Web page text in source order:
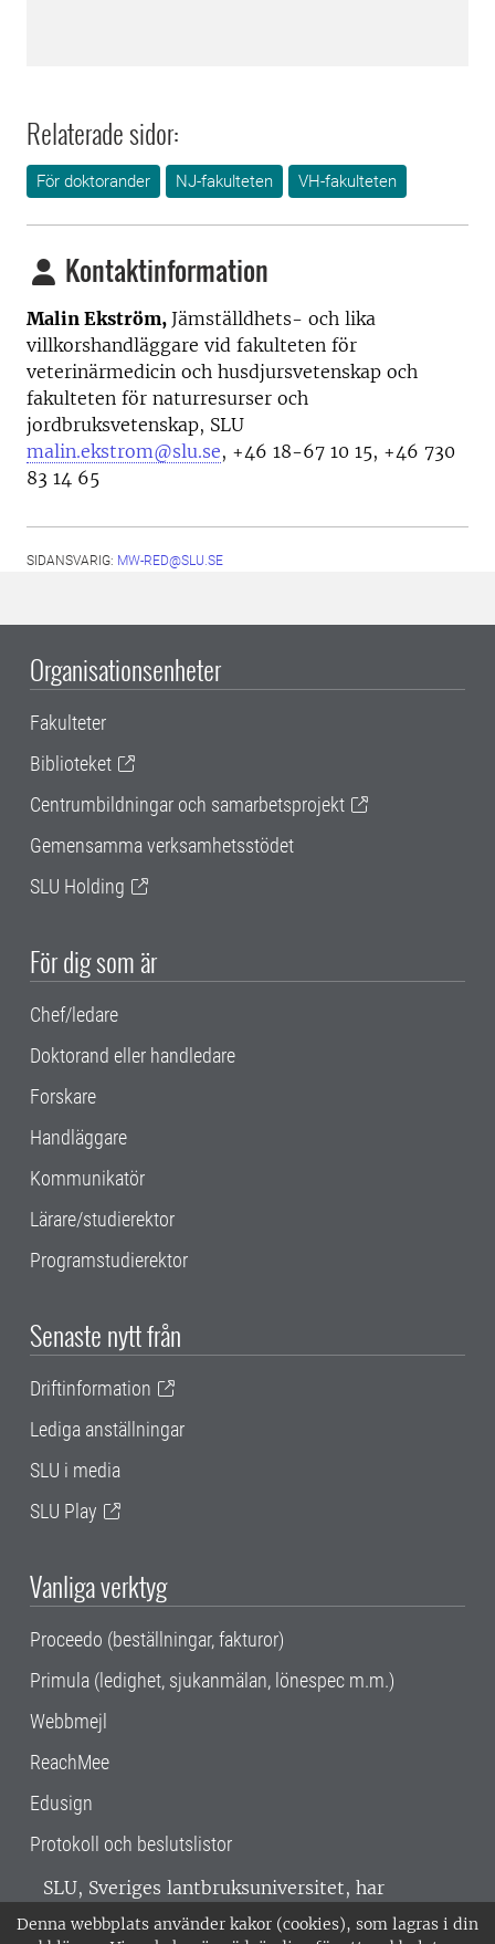
Denna webbplats använder kakor (cookies), som lagras i din
Relaterade sidor:
För doktorander NJ-fakulteten VH-fakulteten
Kontaktinformation
Malin Ekström, Jämställdhets- och lika
villkorshandläggare vid fakulteten för
veterinärmedicin och husdjursvetenskap och
fakulteten för naturresurser och
jordbruksvetenskap, SLU
malin.ekstrom@slu.se, +46 18-67 10 15, +46 730
83 14 65
SIDANSVARIG: MW-RED@SLU.SE
Organisationsenheter
Fakulteter
Biblioteket
Centrumbildningar och samarbetsprojekt
Gemensamma verksamhetsstödet
SLU Holding
För dig som är
Chef/ledare
Doktorand eller handledare
Forskare
Handläggare
Kommunikatör
Lärare/studierektor
Programstudierektor
Senaste nytt från
Driftinformation
Lediga anställningar
SLU i media
SLU Play
Vanliga verktyg
Proceedo (beställningar, fakturor)
Primula (ledighet, sjukanmälan, lönespec m.m.)
Webbmejl
ReachMee
Edusign
Protokoll och beslutslistor
SLU, Sveriges lantbruksuniversitet, har
verksamhet över hela Sverige. Huvudorter är